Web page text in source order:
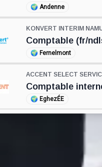
🌍 Andenne
KONVERT INTERIM
Comptable (fr/
🌍 Fernelmont
ACCENT SELECT
Comptable
🌍 EghezÉE